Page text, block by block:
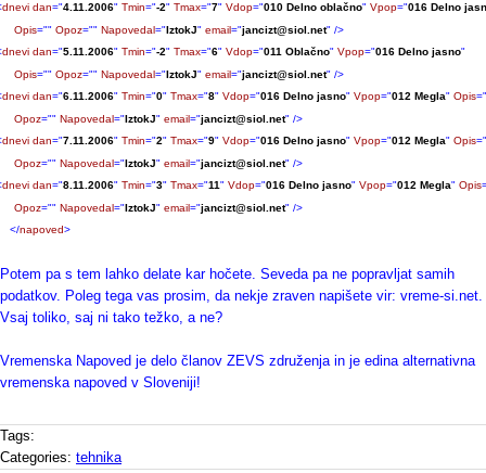
dnevi dan="4.11.2006" Tmin="-2" Tmax="7" Vdop="010 Delno oblačno" Vpop="016 Delno
Opis="" Opoz="" Napovedal="IztokJ" email="jancizt@siol.net" />
dnevi dan="5.11.2006" Tmin="-2" Tmax="6" Vdop="011 Oblačno" Vpop="016 Delno jasno"
Opis="" Opoz="" Napovedal="IztokJ" email="jancizt@siol.net" />
dnevi dan="6.11.2006" Tmin="0" Tmax="8" Vdop="016 Delno jasno" Vpop="012 Megla" Opis="
Opoz="" Napovedal="IztokJ" email="jancizt@siol.net" />
dnevi dan="7.11.2006" Tmin="2" Tmax="9" Vdop="016 Delno jasno" Vpop="012 Megla" Opis="
Opoz="" Napovedal="IztokJ" email="jancizt@siol.net" />
dnevi dan="8.11.2006" Tmin="3" Tmax="11" Vdop="016 Delno jasno" Vpop="012 Megla" Opis
Opoz="" Napovedal="IztokJ" email="jancizt@siol.net" />
</napoved>
Potem pa s tem lahko delate kar hočete. Seveda pa ne popravljat samih
podatkov. Poleg tega vas prosim, da nekje zraven napišete vir: vreme-si.net.
Vsaj toliko, saj ni tako težko, a ne?
Vremenska Napoved je delo članov ZEVS združenja in je edina alternativna
vremenska napoved v Sloveniji!
Tags:
Categories: tehnika